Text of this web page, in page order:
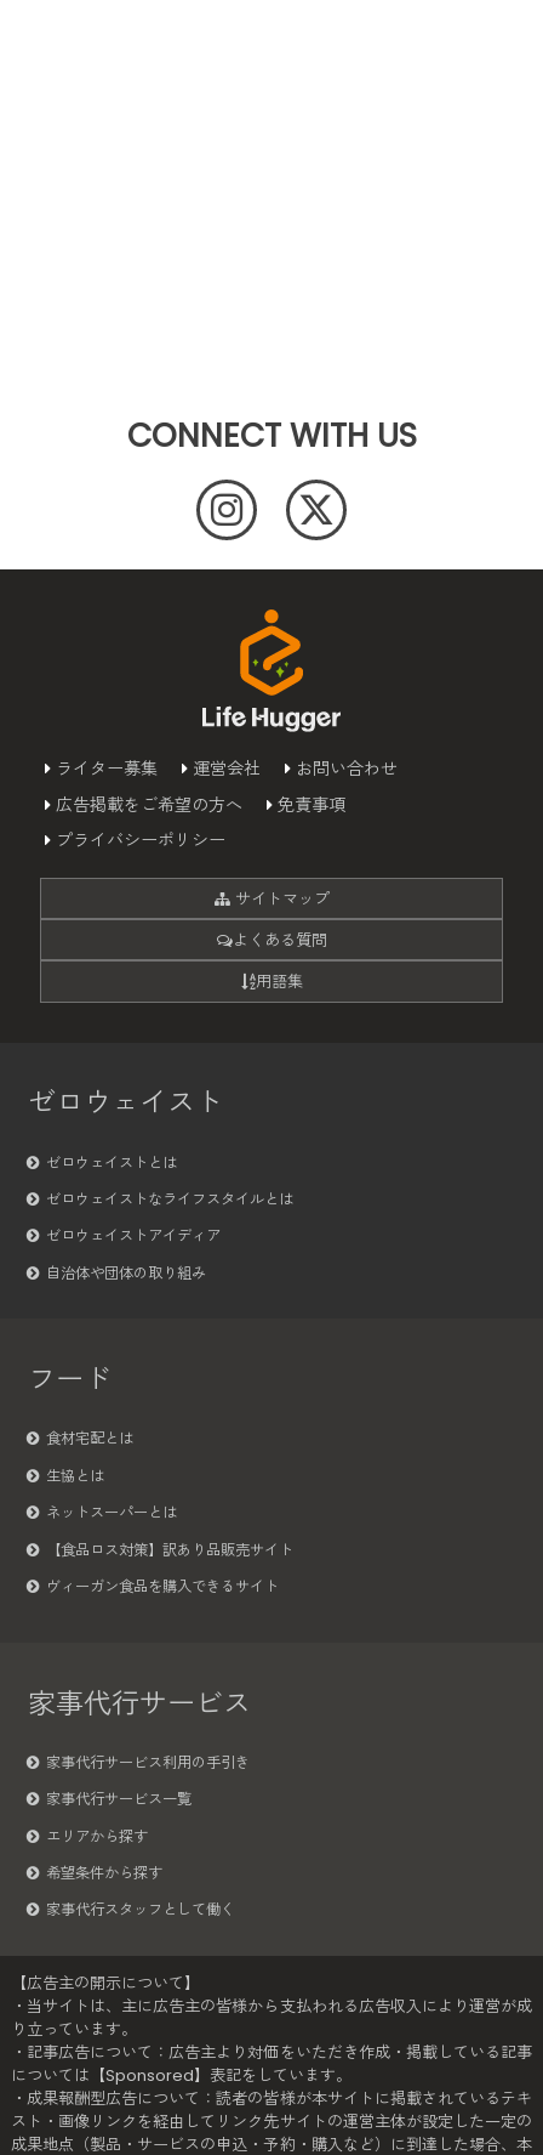
CONNECT WITH US
ライター募集 運営会社
お問い合わせ
広告掲載をご希望の方へ
免責事項
プライバシーポリシー
サイトマップ
よくある質問
用語集
ゼロウェイスト
ゼロウェイストとは
ゼロウェイストなライフスタイルとは
ゼロウェイストアイディア
自治体や団体の取り組み
フード
食材宅配とは
生協とは
ネットスーパーとは
【食品ロス対策】訳あり品販売サイト
ヴィーガン食品を購入できるサイト
家事代行サービス
家事代行サービス利用の手引き
家事代行サービス一覧
エリアから探す
希望条件から探す
家事代行スタッフとして働く
【広告主の開示について】
・当サイトは、主に広告主の皆様から支払われる広告収入により運営が成
り立っています。
・記事広告について：広告主より対価をいただき作成・掲載している記事
については【Sponsored】表記をしています。
・成果報酬型広告について：読者の皆様が本サイトに掲載されているテキ
スト・画像リンクを経由してリンク先サイトの運営主体が設定した一定の
成果地点（製品・サービスの申込・予約・購入など）に到達した場合、本